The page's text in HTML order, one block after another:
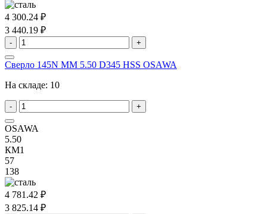
4 300.24 ₽
3 440.19 ₽
- +
Сверло 145N MM 5.50 D345 HSS OSAWA
На складе: 10
- +
OSAWA
5.50
КМ1
57
138
4 781.42 ₽
3 825.14 ₽